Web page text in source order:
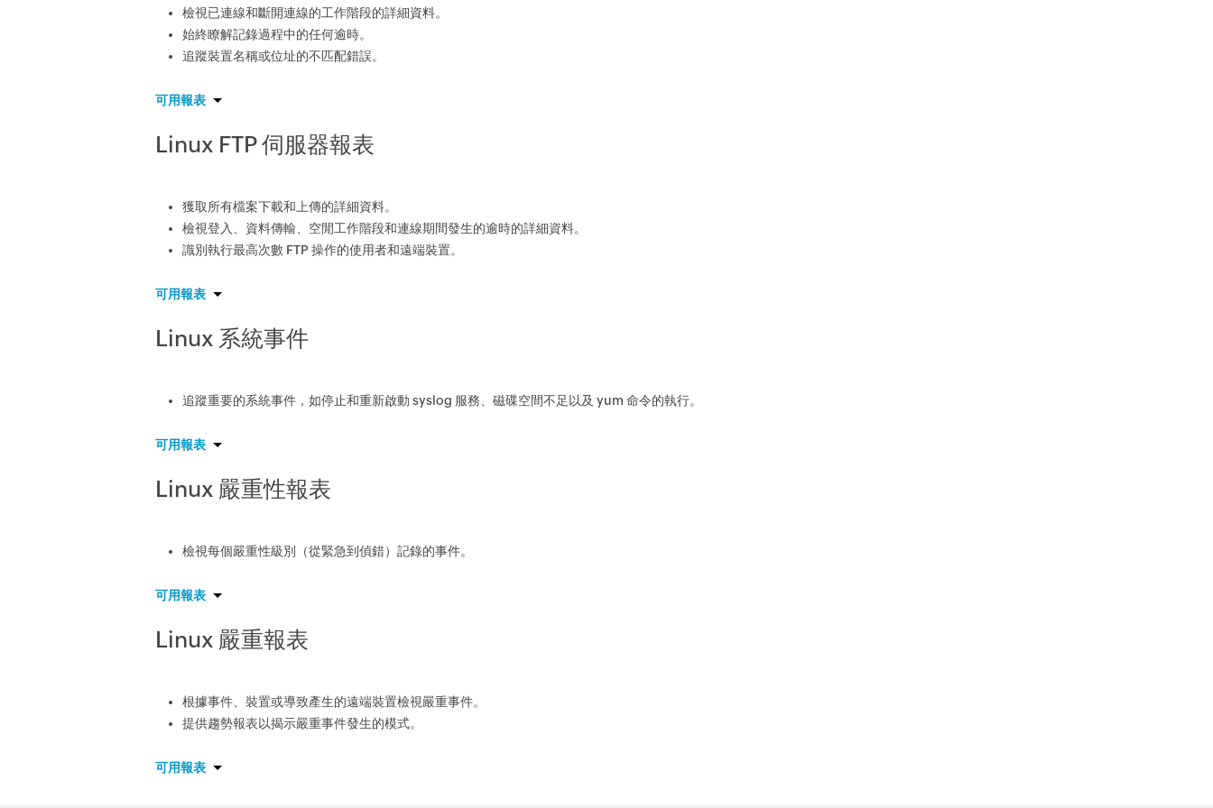
檢視已連線和斷開連線的工作階段的詳細資料。
始終瞭解記錄過程中的任何逾時。
追蹤裝置名稱或位址的不匹配錯誤。
可用報表
Linux FTP 伺服器報表
獲取所有檔案下載和上傳的詳細資料。
檢視登入、資料傳輸、空閒工作階段和連線期間發生的逾時的詳細資料。
識別執行最高次數 FTP 操作的使用者和遠端裝置。
可用報表
Linux 系統事件
追蹤重要的系統事件，如停止和重新啟動 syslog 服務、磁碟空間不足以及 yum 命令的執行。
可用報表
Linux 嚴重性報表
檢視每個嚴重性級別（從緊急到偵錯）記錄的事件。
可用報表
Linux 嚴重報表
根據事件、裝置或導致產生的遠端裝置檢視嚴重事件。
提供趨勢報表以揭示嚴重事件發生的模式。
可用報表